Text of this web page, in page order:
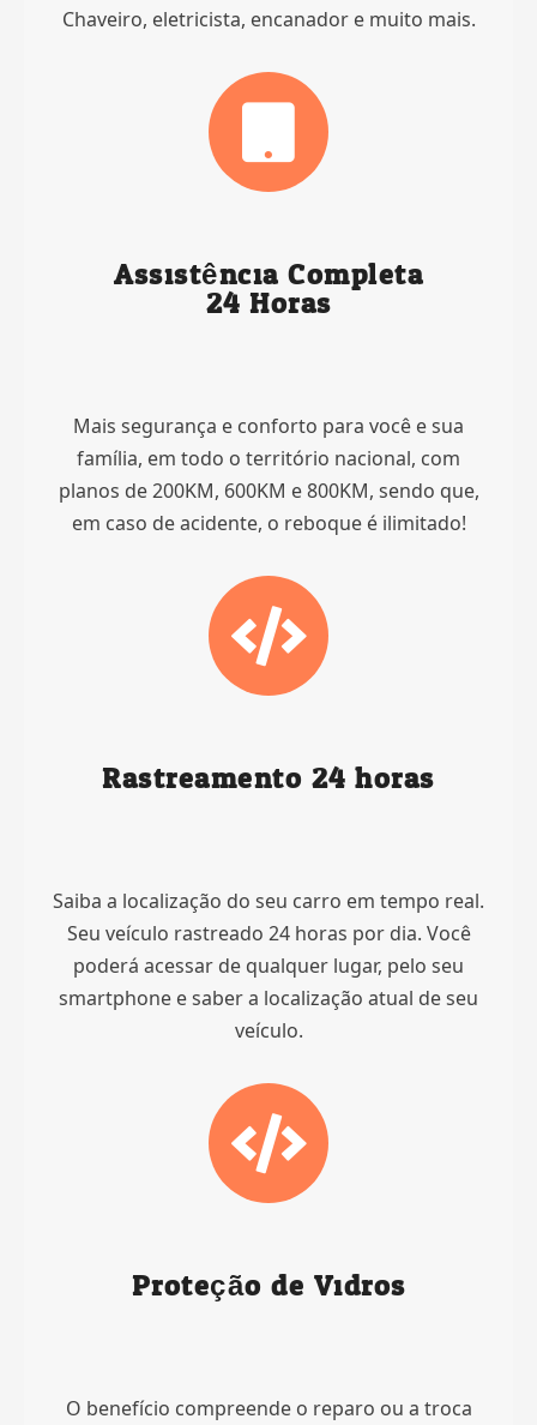
Chaveiro, eletricista, encanador e muito mais.
Assistência Completa
24 Horas
Mais segurança e conforto para você e sua
família, em todo o território nacional, com
planos de 200KM, 600KM e 800KM, sendo que,
em caso de acidente, o reboque é ilimitado!
Rastreamento 24 horas
Saiba a localização do seu carro em tempo real.
Seu veículo rastreado 24 horas por dia. Você
poderá acessar de qualquer lugar, pelo seu
smartphone e saber a localização atual de seu
veículo.
Proteção de Vidros
O benefício compreende o reparo ou a troca